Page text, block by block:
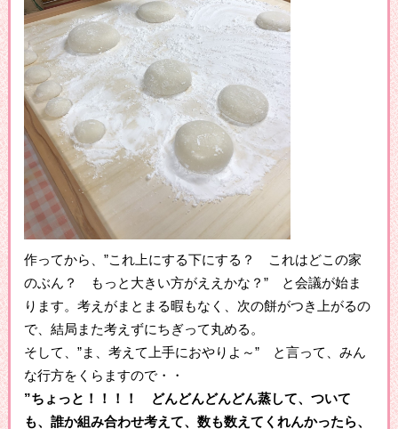
作ってから、”これ上にする下にする？ これはどこの家
のぶん？ もっと大きい方がええかな？” と会議が始ま
ります。考えがまとまる暇もなく、次の餅がつき上がるの
で、結局また考えずにちぎって丸める。
そして、”ま、考えて上手におやりよ～” と言って、みん
な行方をくらますので・・
”ちょっと！！！！ どんどんどんどん蒸して、ついて
も、誰か組み合わせ考えて、数も数えてくれんかったら、